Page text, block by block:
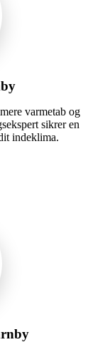
varmetab og
sikrer en
indeklima.